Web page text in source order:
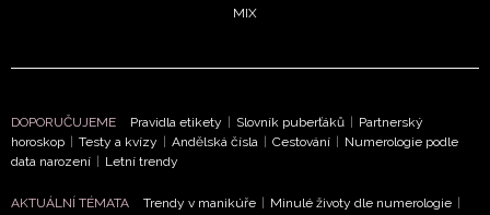
MIX
DOPORUČUJEME Pravidla etikety | Slovník puberťáků | Partnerský
horoskop | Testy a kvízy | Andělská čísla | Cestování | Numerologie podle
data narození | Letní trendy
AKTUÁLNÍ TÉMATA Trendy v manikúře | Minulé životy dle numerologie |